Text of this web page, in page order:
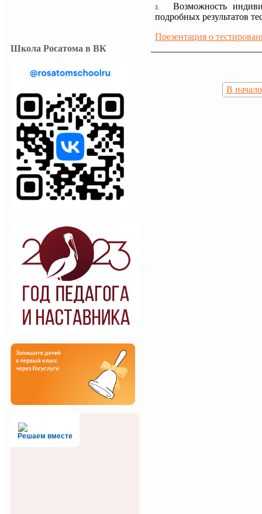
Школа Росатома в ВК
Решаем вместе
3.
Возможность
подробных результатов
Презентация о
В начало